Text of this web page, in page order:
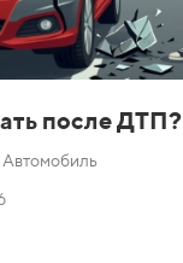
после ДТП?
Автомобиль